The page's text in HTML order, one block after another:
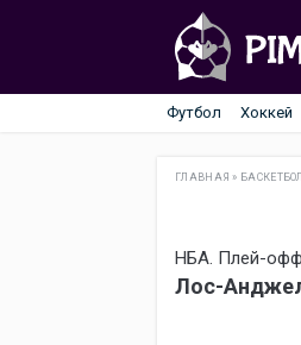
Футбол Хоккей
ГЛАВНАЯ » БАСКЕТБОЛ
НБА. Плей-
Лос-